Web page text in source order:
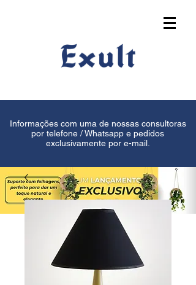
Informações com uma de nossas consultoras
por telefone / Whatsapp e pedidos
exclusivamente por e-mail.